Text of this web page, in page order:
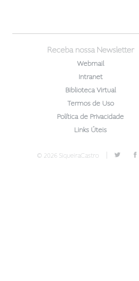
Receba nossa Newsletter
Webmail
Intranet
Biblioteca Virtual
Termos de Uso
Política de Privacidade
Links Úteis
© 2026 SiqueiraCastro